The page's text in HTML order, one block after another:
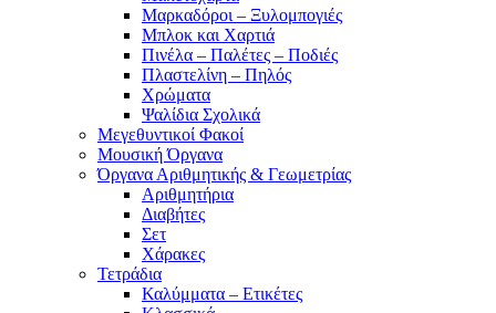
Μαρκαδόροι – Ξυλομπογιές
Μπλοκ και Χαρτιά
Πινέλα – Παλέτες – Ποδιές
Πλαστελίνη – Πηλός
Χρώματα
Ψαλίδια Σχολικά
Μεγεθυντικοί Φακοί
Μουσική Όργανα
Όργανα Αριθμητικής & Γεωμετρίας
Αριθμητήρια
Διαβήτες
Σετ
Χάρακες
Τετράδια
Καλύμματα – Ετικέτες